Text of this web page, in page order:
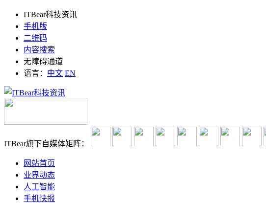
ITBear科技资讯
手机版
二维码
内容搜索
无障碍通道
语言： 中文 EN
ITBear旗下自媒体矩阵：
网站首页
业界动态
人工智能
手机快报